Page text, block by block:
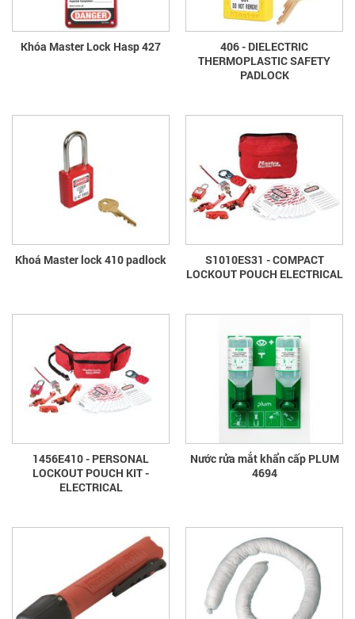
Khóa Master Lock Hasp 427
406 - DIELECTRIC
THERMOPLASTIC SAFETY
PADLOCK
Khoá Master lock 410 padlock
S1010ES31 - COMPACT
LOCKOUT POUCH ELECTRICAL
1456E410 - PERSONAL
LOCKOUT POUCH KIT -
ELECTRICAL
Nước rửa mắt khẩn cấp PLUM
4694